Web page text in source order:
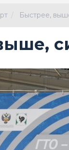
Быстрее,